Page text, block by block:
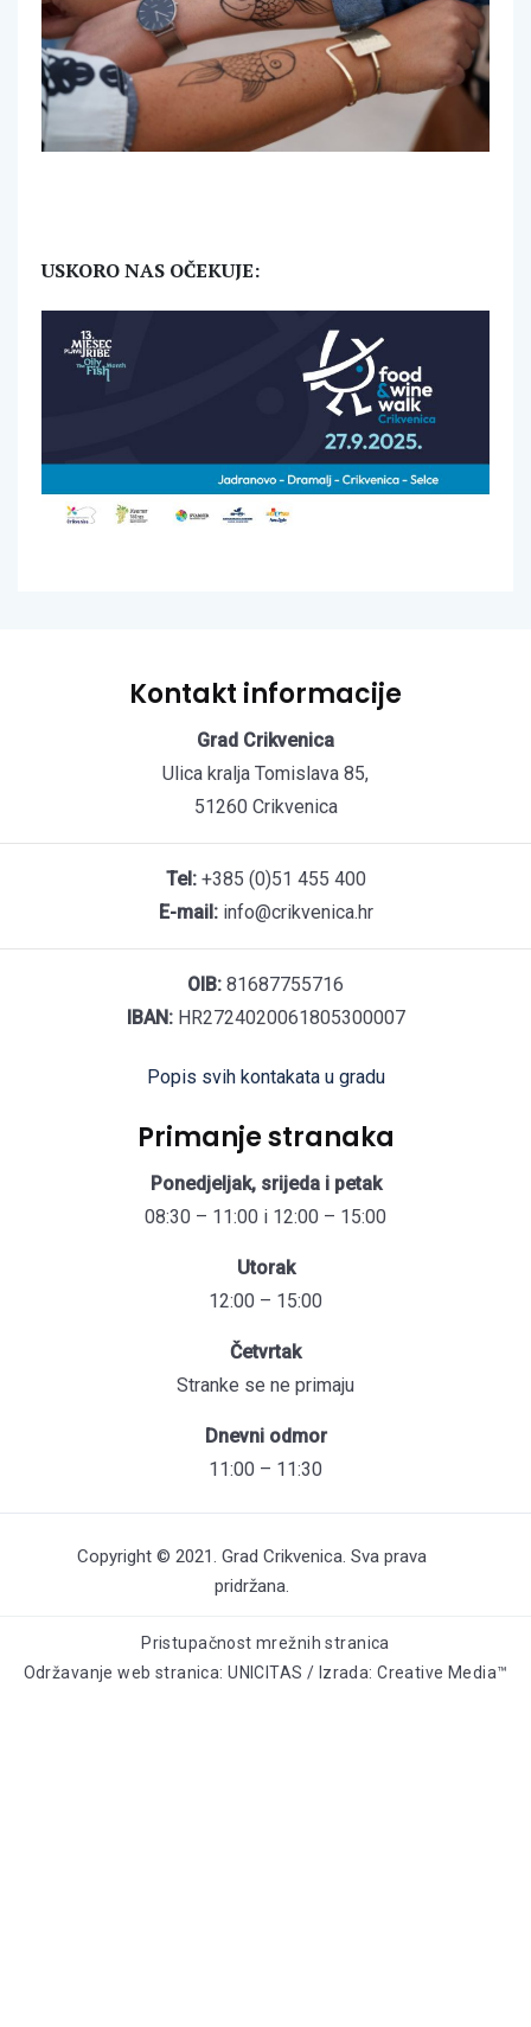
USKORO NAS OČEKUJE:
Kontakt informacije
Grad Crikvenica
Ulica kralja Tomislava 85,
51260 Crikvenica
Tel:+385 (0)51 455 400
E-mail:info@crikvenica.hr
OIB: 81687755716
IBAN:HR2724020061805300007
Popis svih kontakata u gradu
Primanje stranaka
Ponedjeljak, srijeda i petak
08:30 – 11:00 i 12:00 – 15:00
Utorak
12:00 – 15:00
Četvrtak
Stranke se ne primaju
Dnevni odmor
11:00 – 11:30
Copyright © 2021. Grad Crikvenica. Sva prava
pridržana.
Pristupačnost mrežnih stranica
Održavanje web stranica: UNICITAS / Izrada: Creative Media™